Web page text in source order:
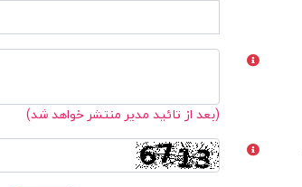
(بعد از تائید مدیر منتشر خواهد شد)